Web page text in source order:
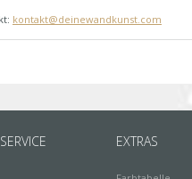
kontakt@deinewandkunst.com
EXTRAS